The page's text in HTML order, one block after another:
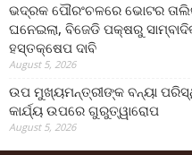
ଭଦ୍ରକ ପୌରଂଚଳରେ ଭୋଟର
ଘନେଇଲା, ବିଜେଡି ପକ୍ଷରୁ
ହସ୍ତକ୍ଷେପ ଦାବି
August 5, 2026
ଉପ ମୁଖ୍ୟମନ୍ତ୍ରୀଙ୍କ ବନ୍ୟା
କାର୍ଯ୍ୟ ଉପରେ ଗୁରୁତ୍ୱାରୋପ
August 5, 2026